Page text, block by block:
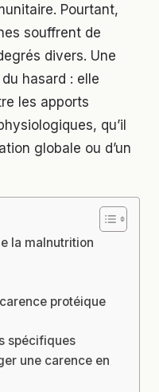
Pourtant,
souffrent de
divers. Une
hasard : elle
les apports
qu’il
globale ou d’un
la malnutrition
protéique
spécifiques
une carence en